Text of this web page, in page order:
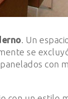
. Un
se
con